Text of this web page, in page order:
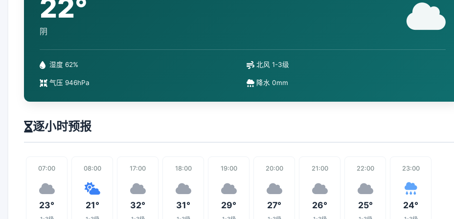
22°
阴
湿度 62% 北风 1-3级
气压 946hPa 降水 0mm
逐小时预报
07:00
23°
08:00
21°
17:00
32°
18:00
31°
19:00
29°
20:00
27°
21:00
26°
22:00
25°
23:00
24°